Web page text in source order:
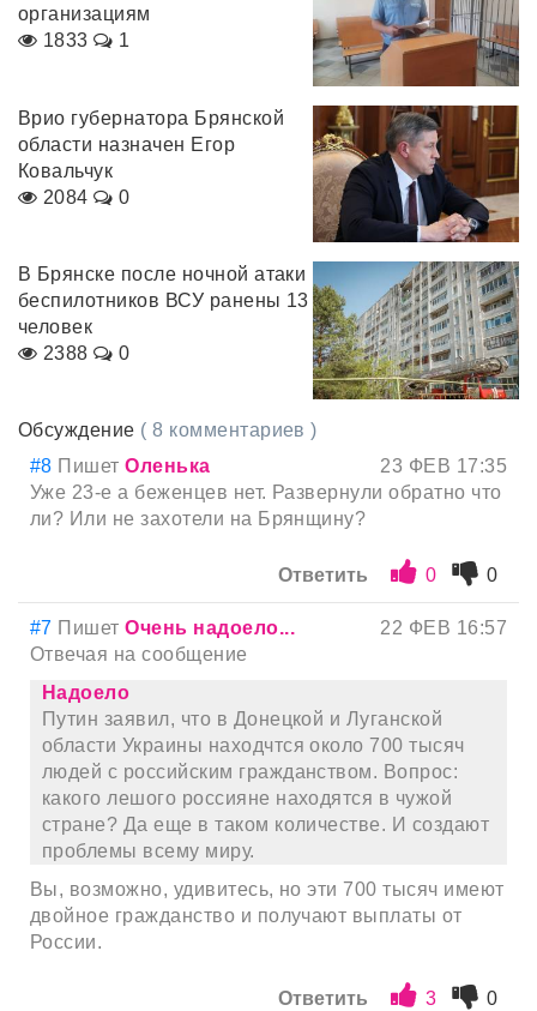
организациям
1833
1
Врио губернатора Брянской
области назначен Егор
Ковальчук
2084
0
В Брянске после ночной атаки
беспилотников ВСУ ранены 13
человек
2388
0
Обсуждение ( 8 комментариев )
#8 ПишетОленька
23 ФЕВ 17:35
Уже 23-е а беженцев нет. Развернули обратно что
ли? Или не захотели на Брянщину?
Ответить 0 0
#7 ПишетОчень надоело...
22 ФЕВ 16:57
Отвечая на сообщение
Надоело
Путин заявил, что в Донецкой и Луганской
области Украины находчтся около 700 тысяч
людей с российским гражданством. Вопрос:
какого лешого россияне находятся в чужой
стране? Да еще в таком количестве. И создают
проблемы всему миру.
Вы, возможно, удивитесь, но эти 700 тысяч имеют
двойное гражданство и получают выплаты от
России.
Ответить 3 0